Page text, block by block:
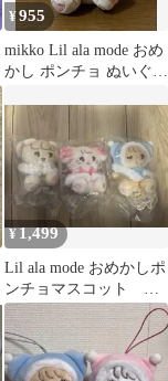
¥955
mikko Lil ala mode おめ
かし ポンチョ ぬいぐる
¥1,499
Lil ala mode おめかしポ
ンチョマスコット ナ
ッツ キャミー ラテ